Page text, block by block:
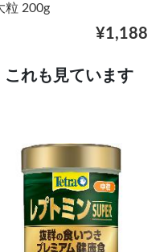
粒 200g
¥1,188
れも見ています